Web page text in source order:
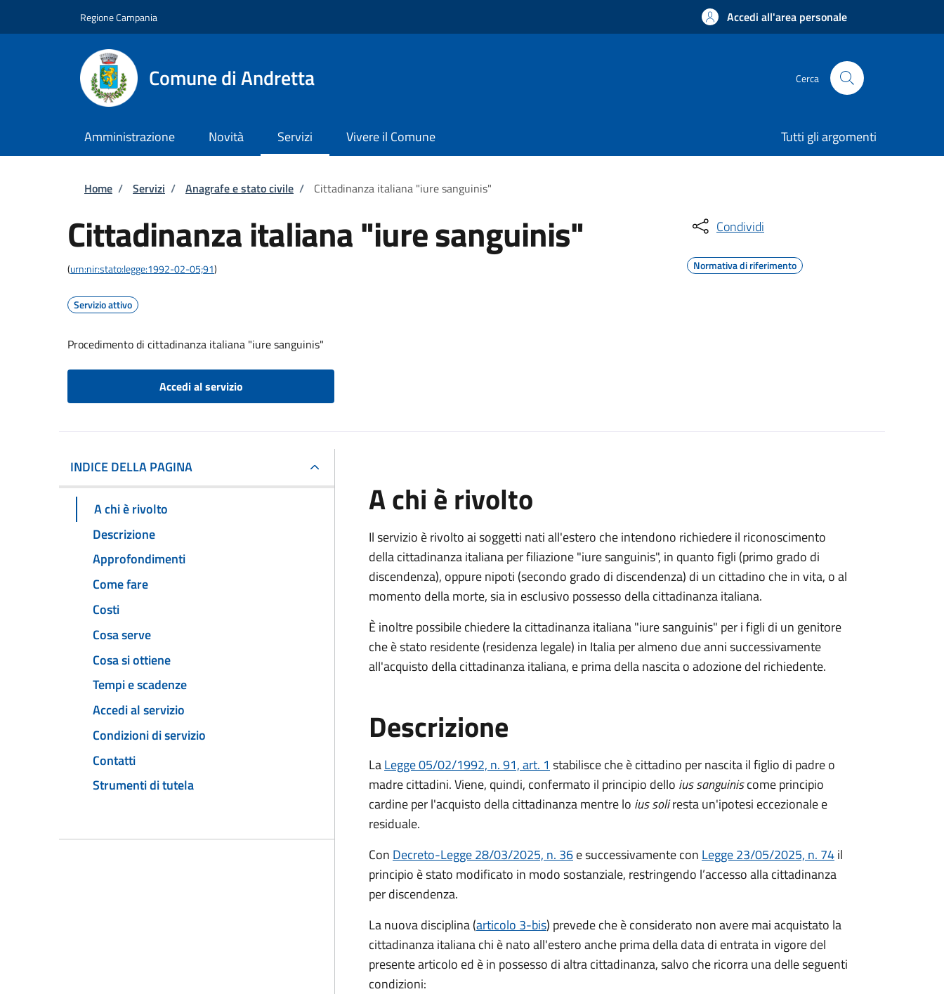
Regione Campania Accedi all'area personale
Comune di Andretta Cerca
Amministrazione Novità Servizi Vivere il Comune Tutti gli argomenti
Briciole di pane
Home / Servizi / Anagrafe e stato civile / Cittadinanza italiana "iure sanguinis"
Cittadinanza italiana "iure sanguinis"
(urn:nir:stato:legge:1992-02-05;91)
Servizio attivo
Procedimento di cittadinanza italiana "iure sanguinis"
Accedi al servizio
Condividi
Normativa di riferimento
INDICE DELLA PAGINA
A chi è rivolto
Descrizione
Approfondimenti
Come fare
Costi
Cosa serve
Cosa si ottiene
Tempi e scadenze
Accedi al servizio
Condizioni di servizio
Contatti
Strumenti di tutela
A chi è rivolto
Il servizio è rivolto ai soggetti nati all'estero che intendono richiedere il riconoscimento
della cittadinanza italiana per filiazione "iure sanguinis", in quanto figli (primo grado di
discendenza), oppure nipoti (secondo grado di discendenza) di un cittadino che in vita, o al
momento della morte, sia in esclusivo possesso della cittadinanza italiana.
È inoltre possibile chiedere la cittadinanza italiana "iure sanguinis" per i figli di un genitore
che è stato residente (residenza legale) in Italia per almeno due anni successivamente
all'acquisto della cittadinanza italiana, e prima della nascita o adozione del richiedente.
Descrizione
LaLegge 05/02/1992, n. 91, art. 1 stabilisce che è cittadino per nascita il figlio di padre o
madre cittadini. Viene, quindi, confermato il principio dello ius sanguiniscome principio
cardine per l'acquisto della cittadinanza mentre lo ius soliresta un'ipotesi eccezionale e
residuale.
Con Decreto-Legge 28/03/2025, n. 36e successivamente con Legge 23/05/2025, n. 74il
principio è stato modificato in modo sostanziale, restringendo l’accesso alla cittadinanza
per discendenza.
La nuova disciplina (articolo 3-bis) prevede cheèconsiderato non avere mai acquistato la
cittadinanza italiana chi è nato all'estero anche prima della data di entrata in vigore del
presente articolo ed è in possesso di altra cittadinanza, salvo che ricorra una delle seguenti
condizioni: